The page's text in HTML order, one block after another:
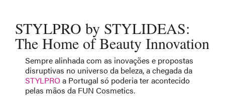
STYLPRO by STYLIDEAS:
The Home of Beauty Innovation
Sempre alinhada com as inovações e propostas
disruptivas no universo da beleza, a chegada da
STYLPROa Portugal só poderia ter acontecido
pelas mãos da FUN Cosmetics.